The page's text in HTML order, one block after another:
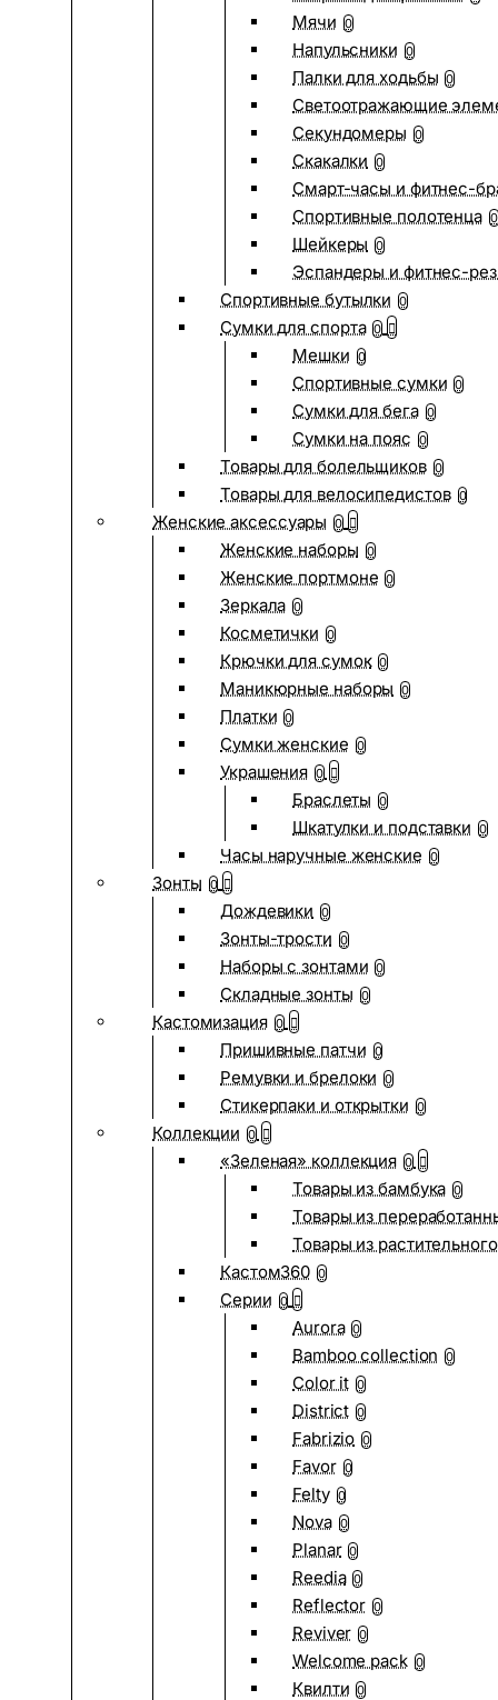
Мячи 0
Напульсники 0
Палки для ходьбы 0
Светоотражающие
Секундомеры 0
Скакалки 0
Смарт-часы и фитнес-
Спортивные полотенца 0
Шейкеры 0
Эспандеры и фитнес-
Спортивные бутылки 0
Сумки для спорта 0
Мешки 0
Спортивные сумки 0
Сумки для бега 0
Сумки на пояс 0
Товары для болельщиков 0
Товары для велосипедистов 0
Женские аксессуары 0
Женские наборы 0
Женские портмоне 0
Зеркала 0
Косметички 0
Крючки для сумок 0
Маникюрные наборы 0
Платки 0
Сумки женские 0
Украшения 0
Браслеты 0
Шкатулки и подставки 0
Часы наручные женские 0
Зонты 0
Дождевики 0
Зонты-трости 0
Наборы с зонтами 0
Складные зонты 0
Кастомизация 0
Пришивные патчи 0
Ремувки и брелоки 0
Стикерпаки и открытки 0
Коллекции 0
«Зеленая» коллекция 0
Товары из бамбука 0
Товары из
Товары из
Кастом360 0
Серии 0
Aurora 0
Bamboo collection 0
Color it 0
District 0
Fabrizio 0
Favor 0
Felty 0
Nova 0
Planar 0
Reedia 0
Reflector 0
Reviver 0
Welcome pack 0
Квилти 0